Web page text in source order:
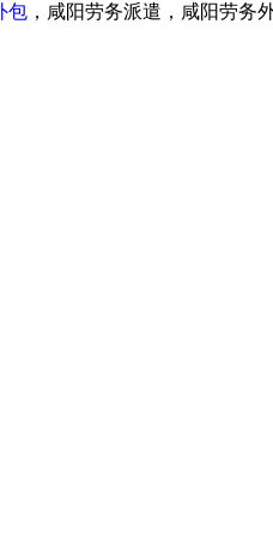
包 ，咸阳劳务派遣，咸阳劳务